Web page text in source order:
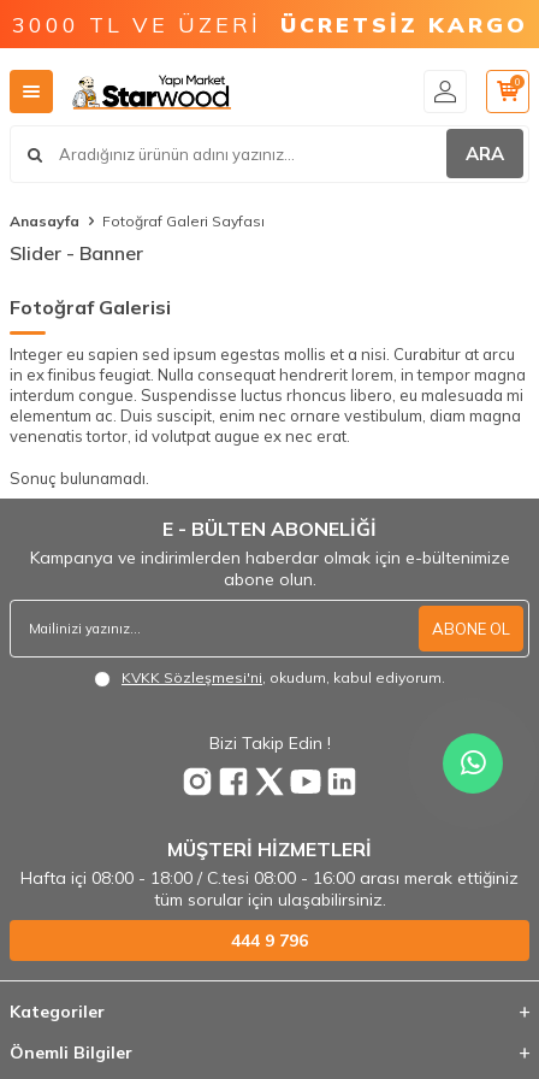
3000 TL VE ÜZERİ ÜCRETSİZ KARGO
ARA
0
Anasayfa Fotoğraf Galeri Sayfası
Slider - Banner
Fotoğraf Galerisi
Integer eu sapien sed ipsum egestas mollis et a nisi. Curabitur at arcu
in ex finibus feugiat. Nulla consequat hendrerit lorem, in tempor magna
interdum congue. Suspendisse luctus rhoncus libero, eu malesuada mi
elementum ac. Duis suscipit, enim nec ornare vestibulum, diam magna
venenatis tortor, id volutpat augue ex nec erat.
Sonuç bulunamadı.
E - BÜLTEN ABONELİĞİ
Kampanya ve indirimlerden haberdar olmak için e-bültenimize
abone olun.
ABONE OL
KVKK Sözleşmesi'ni, okudum, kabul ediyorum.
Bizi Takip Edin !
MÜŞTERİ HİZMETLERİ
Hafta içi 08:00 - 18:00 / C.tesi 08:00 - 16:00 arası merak ettiğiniz
tüm sorular için ulaşabilirsiniz.
444 9 796
Kategoriler
Önemli Bilgiler